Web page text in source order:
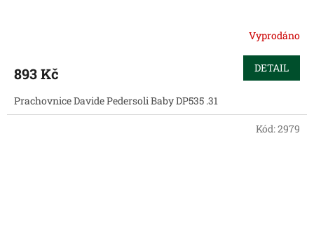
Vyprodáno
893 Kč DETAIL
Prachovnice Davide Pedersoli Baby DP535 .31
Kód:2979